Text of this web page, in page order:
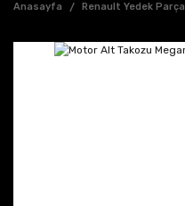
Anasayfa Renault Yedek Parça